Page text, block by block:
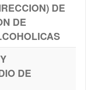
DE
DE
DE